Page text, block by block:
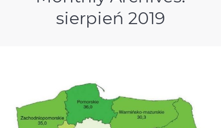
sierpień 2019